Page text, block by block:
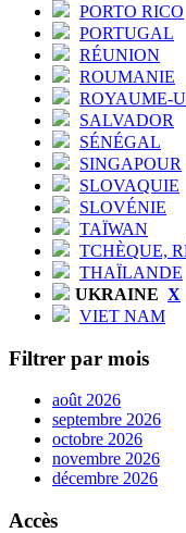
PORTO RICO
PORTUGAL
RÉUNION
ROUMANIE
ROYAUME-
SALVADOR
SÉNÉGAL
SINGAPOUR
SLOVAQUIE
SLOVÉNIE
TAÏWAN
TCHÈQUE,
THAÏLANDE
UKRAINE X
VIET NAM
Filtrer par mois
août 2026
septembre 2026
octobre 2026
novembre 2026
décembre 2026
Accès